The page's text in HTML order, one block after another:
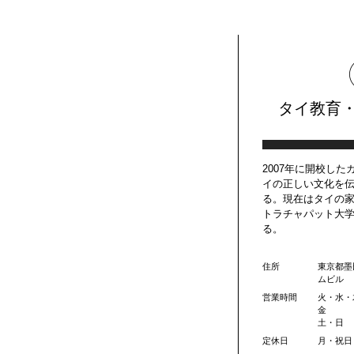
タイ教育
2007年に開校した
イの正しい文化を
る。現在はタイの
トラチャパット大
る。
住所
東京都
ムビル
営業時間
火・水
金
土・
定休日
月・祝